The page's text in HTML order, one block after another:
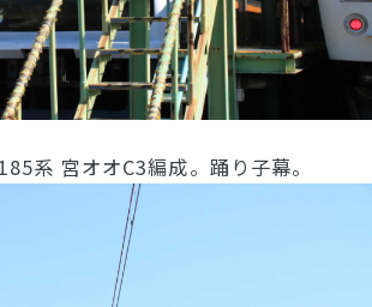
系 宮オオC3編成。踊り子幕。